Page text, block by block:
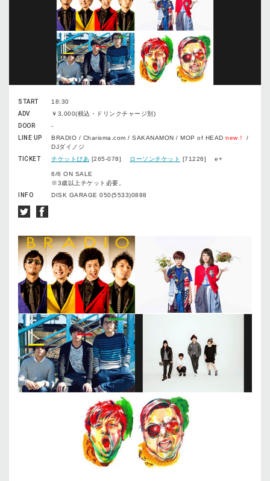
START
18:30
ADV
￥3,000(税込・ドリンクチャージ別)
DOOR
-
LINE UP
BRADIO / Charisma.com / SAKANAMON / MOP of HEAD new！
/
DJダイノジ
TICKET
チケットぴあ [265-078] ローソンチケット [71226] e+
6/6 ON SALE
※3歳以上チケット必要。
INFO
DISK GARAGE 050(5533)0888